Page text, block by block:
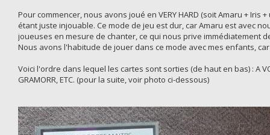
Pour commencer, nous avons joué en VERY HARD (soit Amaru +
étant juste injouable. Ce mode de jeu est dur, car Amaru est avec
joueuses en mesure de chanter, ce qui nous prive immédiatement
Nous avons l'habitude de jouer dans ce mode avec mes enfants,
Voici l'ordre dans lequel les cartes sont sorties (de haut en bas) : A VOS
GRAMORR, ETC. (pour la suite, voir photo ci-dessous)